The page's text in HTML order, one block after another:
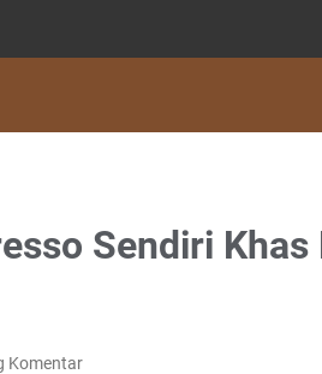
Sendiri Khas
Komentar